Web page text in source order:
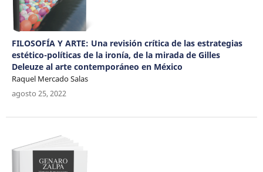
FILOSOFÍA Y ARTE: Una revisión crítica de las estrategias
estético-políticas de la ironía, de la mirada de Gilles
Deleuze al arte contemporáneo en México
Raquel Mercado Salas
agosto 25, 2022